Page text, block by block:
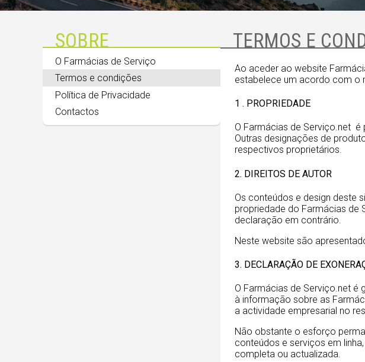
SOBRE
O Farmácias de Serviço
Termos e condições
Política de Privacidade
Contactos
TERMOS E
Ao aceder ao website
estabelece um acordo com o
1 . PROPRIEDADE
O Farmácias de Serviço.net é
Outras designações de
respectivos proprietários.
2. DIREITOS DE AUTOR
Os conteúdos e design deste
propriedade do Farmácias de
declaração em contrário.
Neste website são
3. DECLARAÇÃO DE
O Farmácias de Serviço.net
à informação sobre as
a actividade empresarial no
Não obstante o esforço
conteúdos e serviços em
completa ou actualizada.